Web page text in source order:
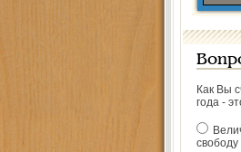
Как Вы
года -